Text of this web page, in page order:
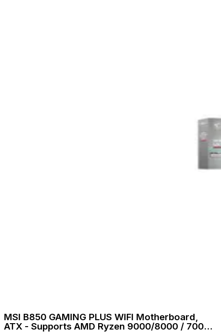
MSI B850 GAMING PLUS WIFI Motherboard,
ATX - Supports AMD Ryzen 9000/8000 / 7000